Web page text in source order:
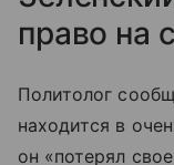
право на
Политолог
находится в
он «потерял